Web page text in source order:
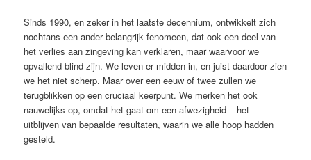
Sinds 1990, en zeker in het laatste decennium, ontwikkelt zich
nochtans een ander belangrijk fenomeen, dat ook een deel van
het verlies aan zingeving kan verklaren, maar waarvoor we
opvallend blind zijn. We leven er midden in, en juist daardoor zien
we het niet scherp. Maar over een eeuw of twee zullen we
terugblikken op een cruciaal keerpunt. We merken het ook
nauwelijks op, omdat het gaat om een afwezigheid – het
uitblijven van bepaalde resultaten, waarin we alle hoop hadden
gesteld.